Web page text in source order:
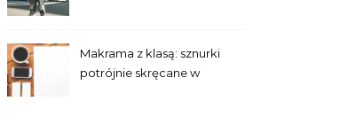
Makrama z klasą: sznurki
potrójnie skręcane w